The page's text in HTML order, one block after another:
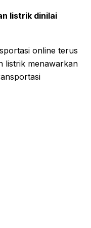
listrik dinilai
online terus
listrik menawarkan